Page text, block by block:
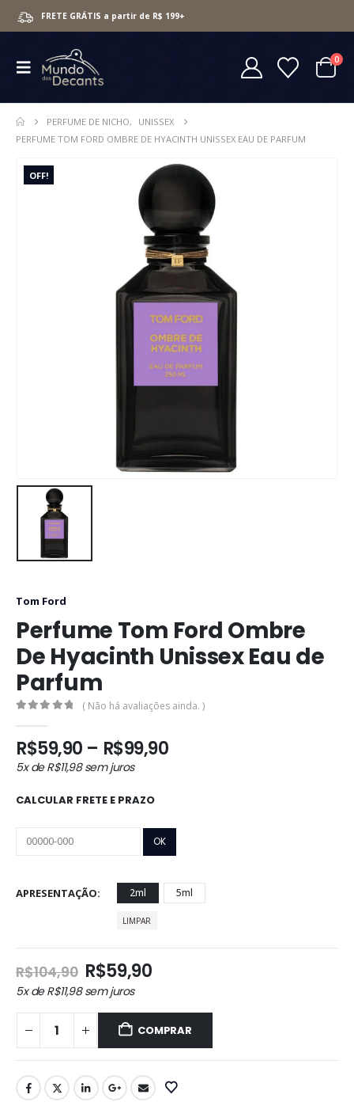
FRETE GRÁTIS a partir de R$ 199+
0
PERFUME DE NICHO,
UNISSEX
PERFUME TOM FORD OMBRE DE HYACINTH UNISSEX EAU DE PARFUM
OFF!
Tom Ford
Perfume Tom Ford Ombre
De Hyacinth Unissex Eau de
Parfum
( Não há avaliações ainda. )
R$59,90 – R$99,90Faixa
R$99,90
5x deR$11,98sem juros
CALCULAR FRETE E PRAZO
APRESENTAÇÃO 2ml 5ml
LIMPAR
R$104,90 O
preço
original
era:
R$104,90.
R$59,90O
é:
R$59,90.
5x deR$11,98sem juros
COMPRAR